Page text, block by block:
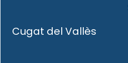
Cugat del Vallès